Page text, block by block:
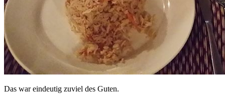
Das war eindeutig zuviel des Guten.